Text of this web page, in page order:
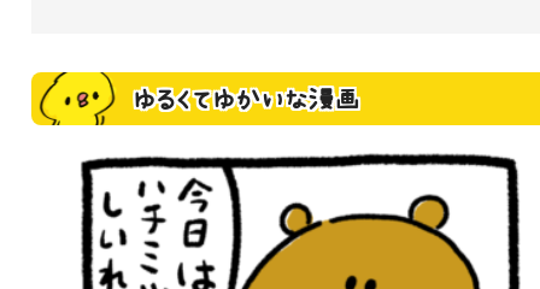
ゆるくてゆかいな漫画